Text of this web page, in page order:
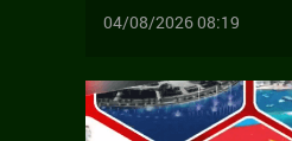
04/08/2026 08:19